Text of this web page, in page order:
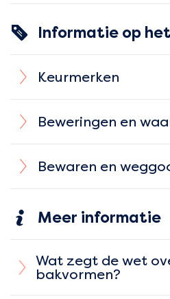
Informatie op
Keurmerken
Beweringen en
Bewaren en
Meer informatie
Wat zegt de wet
bakvormen?